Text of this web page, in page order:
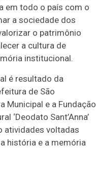
em todo o país com o
a sociedade dos
o patrimônio
a cultura de
institucional.
é resultado da
de São
Municipal e a Fundação
‘Deodato Sant’Anna’
atividades voltadas
história e a memória